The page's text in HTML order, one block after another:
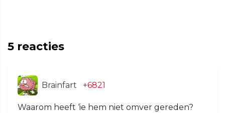
5 reacties
Brainfart +6821
Waarom heeft ‘ie hem niet omver gereden?